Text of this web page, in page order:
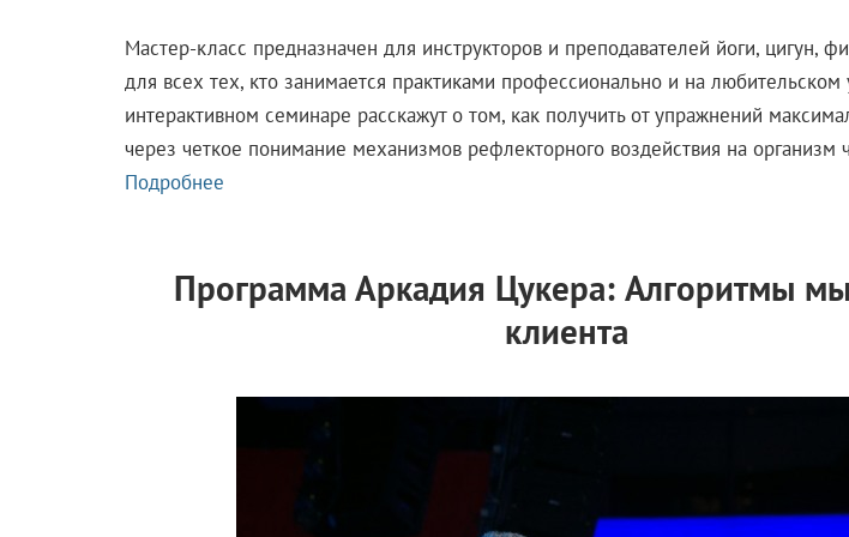
Мастер-класс предназначен для инструкторов и преподавателей йоги, цигун,
для всех тех, кто занимается практиками профессионально и на любительском
интерактивном семинаре расскажут о том, как получить от упражнений
через четкое понимание механизмов рефлекторного воздействия на организм
Подробнее
Программа Аркадия Цукера: Алгоритмы
клиента